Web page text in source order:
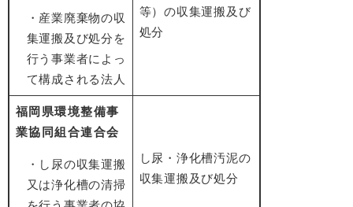
・産業廃棄物の収
集運搬及び処分を
行う事業者によっ
て構成される法人
等）の収集運搬及び
処分
福岡県環境整備事
業協同組合連合会
・し尿の収集運搬
又は浄化槽の清掃
し尿・浄化槽汚泥の
収集運搬及び処分